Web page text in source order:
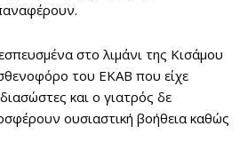
στο λιμάνι της Κισάμου
του ΕΚΑΒ που είχε
και ο γιατρός δε
ουσιαστική βοήθεια καθώς